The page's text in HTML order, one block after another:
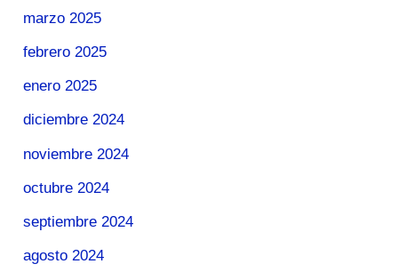
marzo 2025
febrero 2025
enero 2025
diciembre 2024
noviembre 2024
octubre 2024
septiembre 2024
agosto 2024